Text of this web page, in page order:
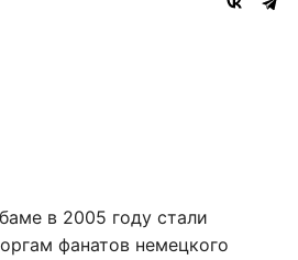
в 2005 году стали
фанатов немецкого